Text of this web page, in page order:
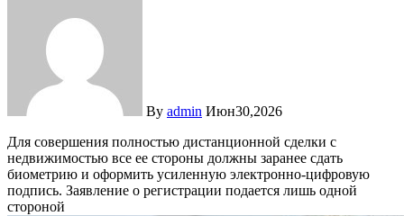
By admin Июн30,2026
Для совершения полностью дистанционной сделки с
недвижимостью все ее стороны должны заранее сдать
биометрию и оформить усиленную электронно-цифровую
подпись. Заявление о регистрации подается лишь одной
стороной